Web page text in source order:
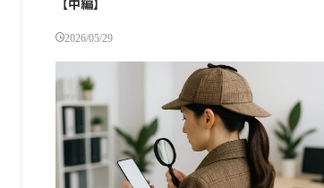
2026/05/29